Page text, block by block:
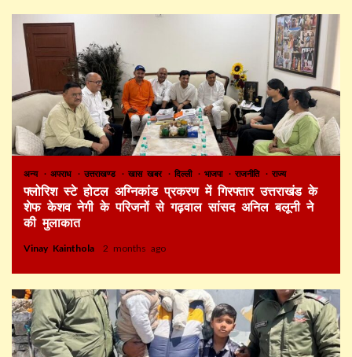
अन्य अपराध उत्तराखण्ड खास खबर दिल्ली भाजपा राजनीति राज्य
फ्लोरिश स्टे होटल अग्निकांड प्रकरण में गिरफ्तार उत्तराखंड के
शेफ केशव नेगी के परिजनों से गढ़वाल सांसद अनिल बलूनी ने
की मुलाकात
Vinay Kainthola 2 months ago